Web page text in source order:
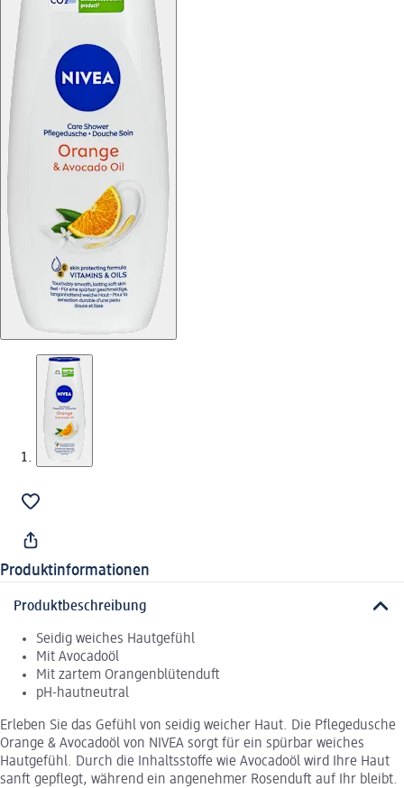
Produktinformationen
Produktbeschreibung
Seidig weiches Hautgefühl
Mit Avocadoöl
Mit zartem Orangenblütenduft
pH-hautneutral
Erleben Sie das Gefühl von seidig weicher Haut. Die Pflegedusche
Orange & Avocadoöl von NIVEA sorgt für ein spürbar weiches
Hautgefühl. Durch die Inhaltsstoffe wie Avocadoöl wird Ihre Haut
sanft gepflegt, während ein angenehmer Rosenduft auf Ihr bleibt.